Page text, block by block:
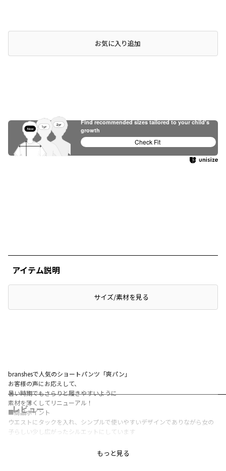
レビュー
店頭在庫を確認するお気に入り追加
アイテム説明
サイズ/素材を見る
branshesで人気のショートパンツ「爽パン」
お客様の声にお応えして、
暑い時期でもさらりと履きやすいように
素材を薄くしてリニューアル！
■商品ポイント
ウエストにタックを入れ、シンプルで使いやすいデザインでありながら女の
子らしい少し広がったシルエットにしています
シワになりにくく扱いやすい素材！もっと見る
Find recommended sizes tailored to your child's
growth
Check Fit